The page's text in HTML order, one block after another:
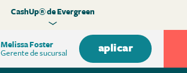
Melissa Foster
Gerente de sucursal
aplicar
CashUp® de Evergreen